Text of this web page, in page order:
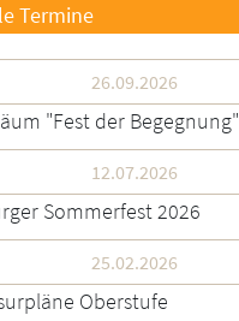
Termine
26.09.2026
"Fest der Begegnung"
12.07.2026
Sommerfest 2026
25.02.2026
Oberstufe